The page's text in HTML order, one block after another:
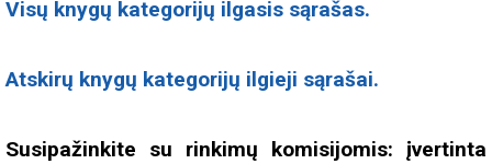
Visų knygų kategorijų ilgasis sąrašas.
Atskirų knygų kategorijų ilgieji sąrašai.
Susipažinkite su rinkimų komisijomis: įvertinta